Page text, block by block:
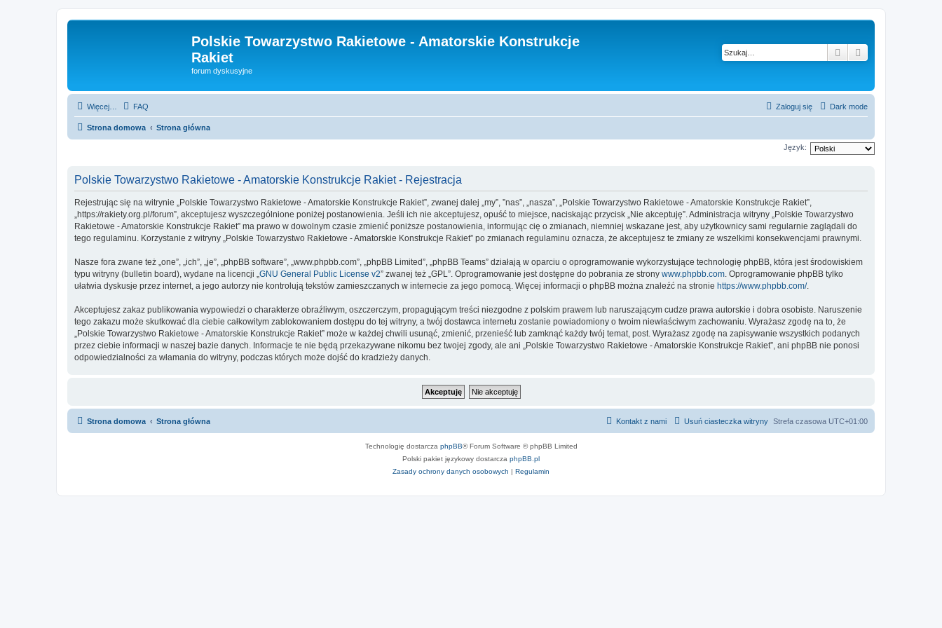
Polskie Towarzystwo Rakietowe - Amatorskie Konstrukcje
Rakiet
forum dyskusyjne
Szukaj
Więcej… Dark mode
FAQ Zaloguj się
Strona domowa Strona główna
Język:
Polskie Towarzystwo Rakietowe - Amatorskie Konstrukcje Rakiet - Rejestracja
Rejestrując się na witrynie „Polskie Towarzystwo Rakietowe - Amatorskie Konstrukcje Rakiet”, zwanej dalej „my”, ”nas”, „nasza”, „Polskie Towarzystwo Rakietowe - Amatorskie Konstrukcje Rakiet”,
„https://rakiety.org.pl/forum”, akceptujesz wyszczególnione poniżej postanowienia. Jeśli ich nie akceptujesz, opuść to miejsce, naciskając przycisk „Nie akceptuję”. Administracja witryny „Polskie Towarzystwo
Rakietowe - Amatorskie Konstrukcje Rakiet” ma prawo w dowolnym czasie zmienić poniższe postanowienia, informując cię o zmianach, niemniej wskazane jest, aby użytkownicy sami regularnie zaglądali do
tego regulaminu. Korzystanie z witryny „Polskie Towarzystwo Rakietowe - Amatorskie Konstrukcje Rakiet” po zmianach regulaminu oznacza, że akceptujesz te zmiany ze wszelkimi konsekwencjami prawnymi.
Nasze fora zwane też „one”, „ich”, „je”, „phpBB software”, „www.phpbb.com”, „phpBB Limited”, „phpBB Teams” działają w oparciu o oprogramowanie wykorzystujące technologię phpBB, która jest środowiskiem
typu witryny (bulletin board), wydane na licencji „GNU General Public License v2” zwanej też „GPL”. Oprogramowanie jest dostępne do pobrania ze strony www.phpbb.com. Oprogramowanie phpBB tylko
ułatwia dyskusje przez internet, a jego autorzy nie kontrolują tekstów zamieszczanych w internecie za jego pomocą. Więcej informacji o phpBB można znaleźć na stronie https://www.phpbb.com/.
Akceptujesz zakaz publikowania wypowiedzi o charakterze obraźliwym, oszczerczym, propagującym treści niezgodne z polskim prawem lub naruszającym cudze prawa autorskie i dobra osobiste. Naruszenie
tego zakazu może skutkować dla ciebie całkowitym zablokowaniem dostępu do tej witryny, a twój dostawca internetu zostanie powiadomiony o twoim niewłaściwym zachowaniu. Wyrażasz zgodę na to, że
„Polskie Towarzystwo Rakietowe - Amatorskie Konstrukcje Rakiet” może w każdej chwili usunąć, zmienić, przenieść lub zamknąć każdy twój temat, post. Wyrażasz zgodę na zapisywanie wszystkich podanych
przez ciebie informacji w naszej bazie danych. Informacje te nie będą przekazywane nikomu bez twojej zgody, ale ani „Polskie Towarzystwo Rakietowe - Amatorskie Konstrukcje Rakiet”, ani phpBB nie ponosi
odpowiedzialności za włamania do witryny, podczas których może dojść do kradzieży danych.
Strona domowa Strona główna Strefa czasowa UTC+01:00
Usuń ciasteczka witryny
Kontakt z nami
Technologię dostarcza phpBB® Forum Software © phpBB Limited
Polski pakiet językowy dostarcza phpBB.pl
Zasady ochrony danych osobowych | Regulamin